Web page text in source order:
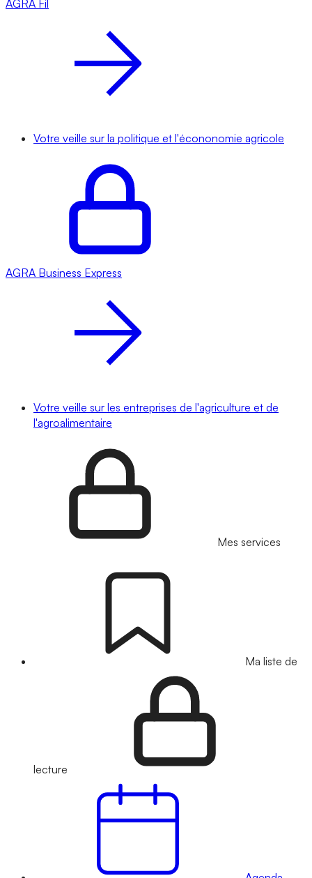
AGRA Fil
Votre veille sur la politique et l'écononomie agricole
AGRA Business Express
Votre veille sur les entreprises de l'agriculture et de
l'agroalimentaire
Mes services
Ma liste de
lecture